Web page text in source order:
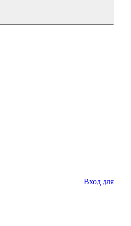
Вход для